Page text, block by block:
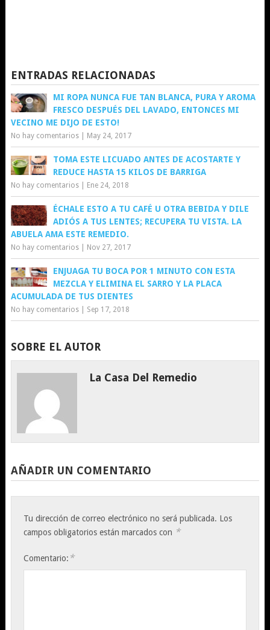
ENTRADAS RELACIONADAS
MI ROPA NUNCA FUE TAN BLANCA, PURA Y AROMA
FRESCO DESPUÉS DEL LAVADO, ENTONCES MI
VECINO ME DIJO DE ESTO!
No hay comentarios| May 24, 2017
TOMA ESTE LICUADO ANTES DE ACOSTARTE Y
REDUCE HASTA 15 KILOS DE BARRIGA
No hay comentarios| Ene 24, 2018
ÉCHALE ESTO A TU CAFÉ U OTRA BEBIDA Y DILE
ADIÓS A TUS LENTES; RECUPERA TU VISTA. LA
ABUELA AMA ESTE REMEDIO.
No hay comentarios| Nov 27, 2017
ENJUAGA TU BOCA POR 1 MINUTO CON ESTA
MEZCLA Y ELIMINA EL SARRO Y LA PLACA
ACUMULADA DE TUS DIENTES
No hay comentarios| Sep 17, 2018
SOBRE EL AUTOR
La Casa Del Remedio
AÑADIR UN COMENTARIO
Tu dirección de correo electrónico no será publicada. Los
campos obligatorios están marcados con *
Comentario: *